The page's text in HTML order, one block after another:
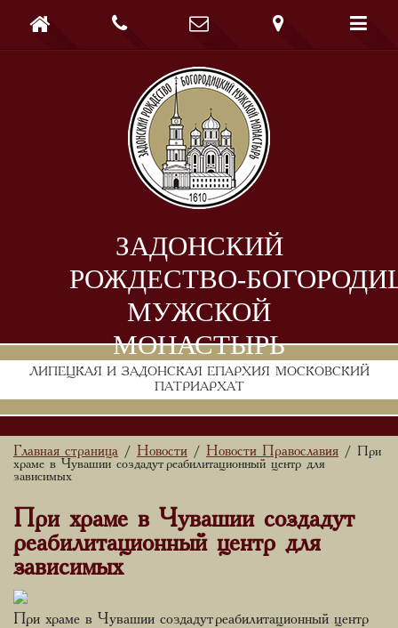
ЗАДОНСКИЙ
РОЖДЕСТВО-
МУЖСКОЙ
МОНАСТЫРЬ
ЛИПЕЦКАЯ И ЗАДОНСКАЯ ЕПАРХИЯ МОСКОВСКИЙ
ПАТРИАРХАТ
    
Главная страница / Новости / Новости Православия / При
храме в Чувашии создадут реабилитационный центр для
зависимых
При храме в Чувашии создадут
реабилитационный центр для
зависимых
При храме в Чувашии создадут реабилитационный центр